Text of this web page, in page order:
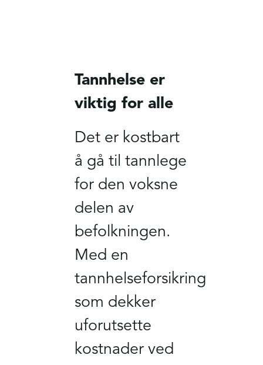
Tannhelse er
viktig for alle
Det er kostbart
å gå til tannlege
for den voksne
delen av
befolkningen.
Med en
tannhelseforsikring
som dekker
uforutsette
kostnader ved